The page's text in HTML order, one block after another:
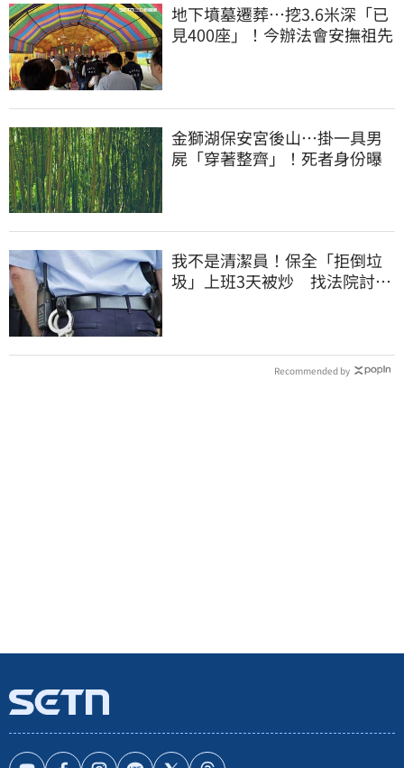
地下墳墓遷葬…挖3.6米深「已
見400座」！今辦法會安撫祖先
金獅湖保安宮後山…掛一具男
屍「穿著整齊」！死者身份曝
我不是清潔員！保全「拒倒垃
圾」上班3天被炒 找法院討公
Recommended by